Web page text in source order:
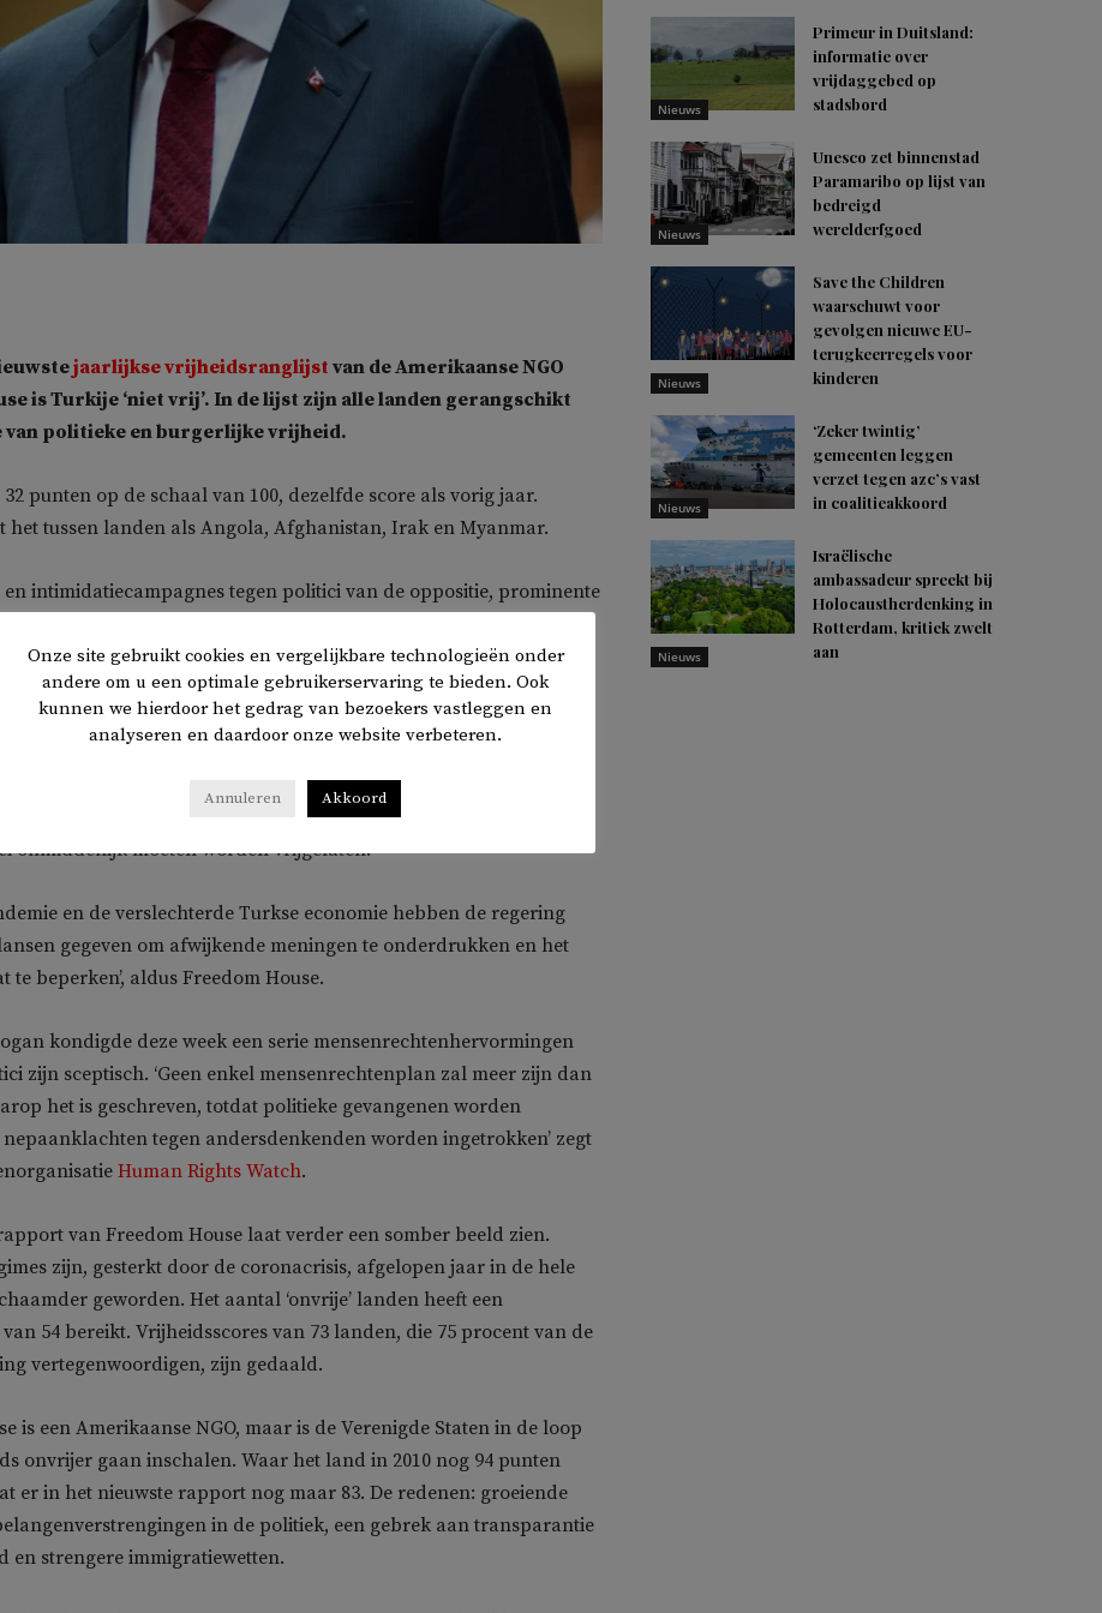
jaarlijkse vrijheidsranglijst van de Amerikaanse NGO
is Turkije ‘niet vrij’. In de lijst zijn alle landen gerangschikt
van politieke en burgerlijke vrijheid.
punten op de schaal van 100, dezelfde score als vorig jaar.
het tussen landen als Angola, Afghanistan, Irak en Myanmar.
en intimidatiecampagnes tegen politici van de oppositie, prominente
middenveld, onafhankelijke journalisten en critici
agressievere buitenlandse beleid van Turkije gingen door’, aldus
politieke tegenstanders in de gevangenis. De bekendste
oppositiepoliticus Selahattin Demirtas en de liberale filantroop
die volgens het Europees Hof voor de Rechten van de Mens
onmiddellijk moeten worden vrijgelaten.
en de verslechterde Turkse economie hebben de regering
gegeven om afwijkende meningen te onderdrukken en het
te beperken’, aldus Freedom House.
kondigde deze week een serie mensenrechtenhervormingen
zijn sceptisch. ‘Geen enkel mensenrechtenplan zal meer zijn dan
het is geschreven, totdat politieke gevangenen worden
tegen andersdenkenden worden ingetrokken’ zegt
Human Rights Watch.
van Freedom House laat verder een somber beeld zien.
zijn, gesterkt door de coronacrisis, afgelopen jaar in de hele
geworden. Het aantal ‘onvrije’ landen heeft een
54 bereikt. Vrijheidsscores van 73 landen, die 75 procent van de
vertegenwoordigen, zijn gedaald.
is een Amerikaanse NGO, maar is de Verenigde Staten in de loop
onvrijer gaan inschalen. Waar het land in 2010 nog 94 punten
er in het nieuwste rapport nog maar 83. De redenen: groeiende
in de politiek, een gebrek aan transparantie
en strengere immigratiewetten.
Nieuws
Primeur in Duitsland:
informatie over
vrijdaggebed op
stadsbord
Nieuws
Unesco zet binnenstad
Paramaribo op lijst van
bedreigd
werelderfgoed
Nieuws
Save the Children
waarschuwt voor
gevolgen nieuwe EU-
terugkeerregels voor
kinderen
Nieuws
‘Zeker twintig’
gemeenten leggen
verzet tegen azc’s vast
in coalitieakkoord
Nieuws
Israëlische
ambassadeur spreekt bij
Holocaustherdenking in
Rotterdam, kritiek zwelt
aan
Onze site gebruikt cookies en vergelijkbare technologieën onder
andere om u een optimale gebruikerservaring te bieden. Ook
kunnen we hierdoor het gedrag van bezoekers vastleggen en
analyseren en daardoor onze website verbeteren.
Annuleren Akkoord